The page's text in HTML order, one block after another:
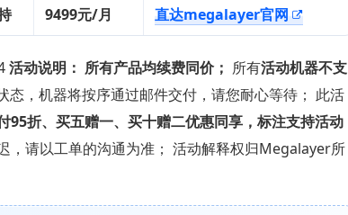
9499元/月 直达megalayer官网
活动说明： 所有产品均续费同价； 所有活动机器不支
，机器将按序通过邮件交付，请您耐心等待； 此活
95折、买五赠一、买十赠二优惠同享，标注支持活动
，请以工单的沟通为准； 活动解释权归Megalayer所